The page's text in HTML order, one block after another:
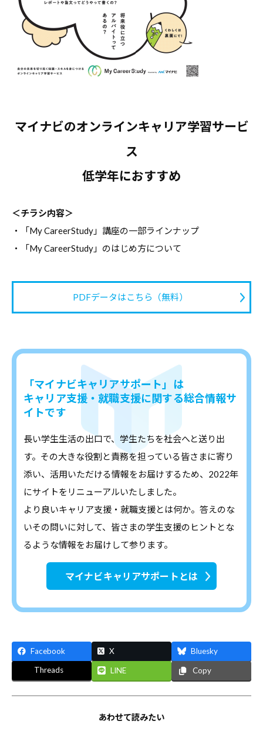
マイナビのオンラインキャリア学習サービ
ス
低学年におすすめ
＜チラシ内容＞
・「My CareerStudy」講座の一部ラインナップ
・「My CareerStudy」のはじめ方について
PDFデータはこちら（無料）
「マイナビキャリアサポート」は
キャリア支援・就職支援に関する総合情報サ
イトです
長い学生生活の出口で、学生たちを社会へと送り出
す。その大きな役割と責務を担っている皆さまに寄り
添い、活用いただける情報をお届けするため、2022年
にサイトをリニューアルいたしました。
より良いキャリア支援・就職支援とは何か。答えのな
いその問いに対して、皆さまの学生支援のヒントとな
るような情報をお届けして参ります。
マイナビキャリアサポートとは
Facebook X
Bluesky
Threads
LINE Copy
あわせて読みたい